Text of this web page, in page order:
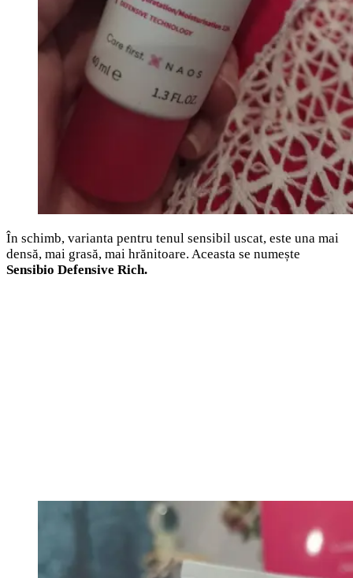
În schimb, varianta pentru tenul sensibil uscat, este una mai
densă, mai grasă, mai hrănitoare. Aceasta se numește
Sensibio Defensive Rich.